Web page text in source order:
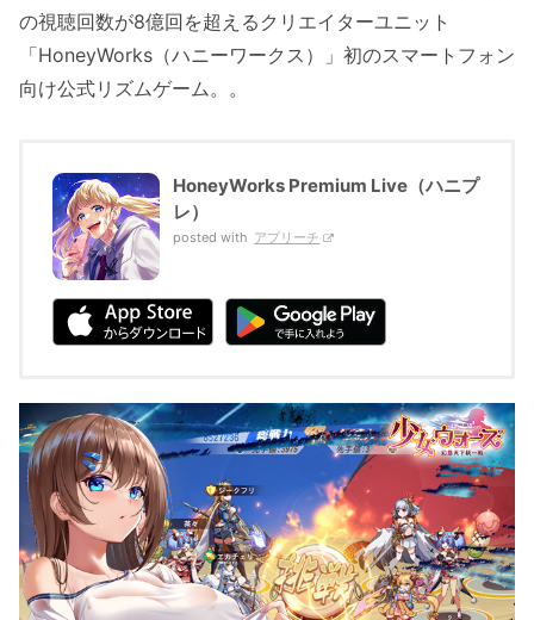
の視聴回数が8億回を超えるクリエイターユニット
「HoneyWorks（ハニーワークス）」初のスマートフォン
向け公式リズムゲーム。。
HoneyWorks Premium Live（ハニプ
レ）
posted with アプリーチ